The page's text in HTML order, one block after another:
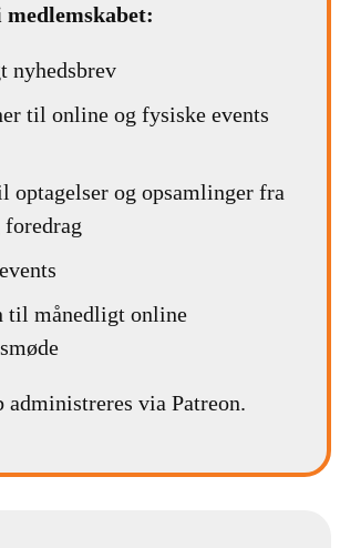
nyhedsbrev
til online og fysiske events
optagelser og opsamlinger fra
til månedligt online
administreres via Patreon.